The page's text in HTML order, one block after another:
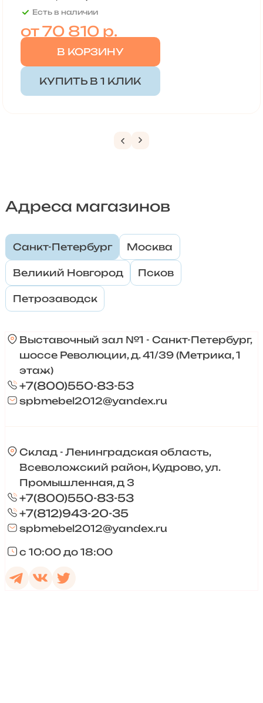
Есть в наличии
от70 810 р.
В КОРЗИНУ
КУПИТЬ В 1 КЛИК
Адреса магазинов
Санкт-Петербург Москва
Великий Новгород Псков
Петрозаводск
Выставочный зал №1 - Санкт-Петербург,
шоссе Революции, д. 41/39 (Метрика, 1
этаж)
+7(800)550-83-53
spbmebel2012@yandex.ru
Склад - Ленинградская область,
Всеволожский район, Кудрово, ул.
Промышленная, д 3
+7(800)550-83-53
+7(812)943-20-35
spbmebel2012@yandex.ru
с 10:00 до 18:00